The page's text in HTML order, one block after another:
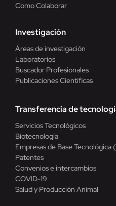
Como Colaborar
Investigación
Áreas de investigación
Laboratorios
Buscador Profesionales
Publicaciones Científicas
Transferencia de
Servicios Tecnológicos
Biotecnología
Empresas de Base Tecnológica
Patentes
Convenios e intercambios
COVID-19
Salud y Producción Animal